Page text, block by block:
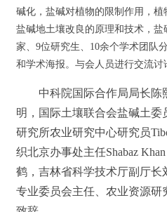
碱化，盐碱对植物的限制作用，植
盐碱地土壤改良的原理和技术，
家、9位研究生、10余个学术团队
和学术海报。与会人员进行交流讨
中科院国际合作局局长陈
明，国际土壤联合会盐碱土
研究所农业研究中心研究员
织北京办事处主任Shabaz
鹤，吉林省科学技术厅副厅长
专业委员会主任、农业资源研